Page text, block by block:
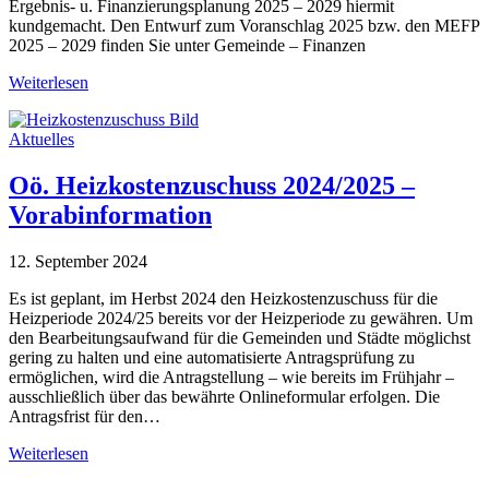
Ergebnis- u. Finanzierungsplanung 2025 – 2029 hiermit
kundgemacht. Den Entwurf zum Voranschlag 2025 bzw. den MEFP
2025 – 2029 finden Sie unter Gemeinde – Finanzen
Weiterlesen
Aktuelles
Oö. Heizkostenzuschuss 2024/2025 –
Vorabinformation
12. September 2024
Es ist geplant, im Herbst 2024 den Heizkostenzuschuss für die
Heizperiode 2024/25 bereits vor der Heizperiode zu gewähren. Um
den Bearbeitungsaufwand für die Gemeinden und Städte möglichst
gering zu halten und eine automatisierte Antragsprüfung zu
ermöglichen, wird die Antragstellung – wie bereits im Frühjahr –
ausschließlich über das bewährte Onlineformular erfolgen. Die
Antragsfrist für den…
Weiterlesen